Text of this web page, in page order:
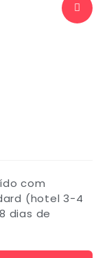
com
(hotel 3-4
dias de